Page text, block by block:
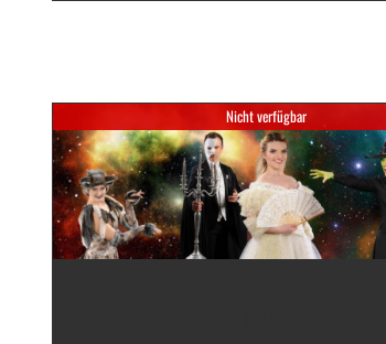
Nicht verfügbar
DETAILS